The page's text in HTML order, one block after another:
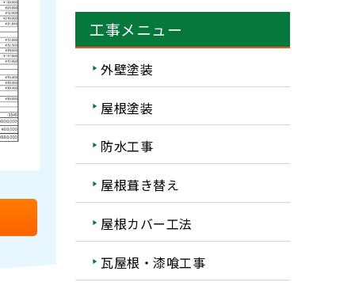
工事メニュー
外壁塗装
屋根塗装
防水工事
屋根葺き替え
屋根カバー工法
瓦屋根・漆喰工事